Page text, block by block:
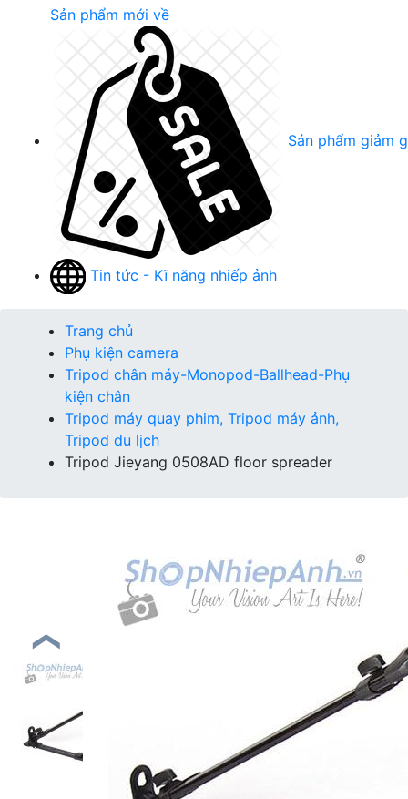
Sản phẩm mới về
Sản phẩm giảm
Tin tức - Kĩ năng nhiếp ảnh
Trang chủ
Phụ kiện camera
Tripod chân máy-Monopod-Ballhead-Phụ
kiện chân
Tripod máy quay phim, Tripod máy ảnh,
Tripod du lịch
Tripod Jieyang 0508AD floor spreader
❮